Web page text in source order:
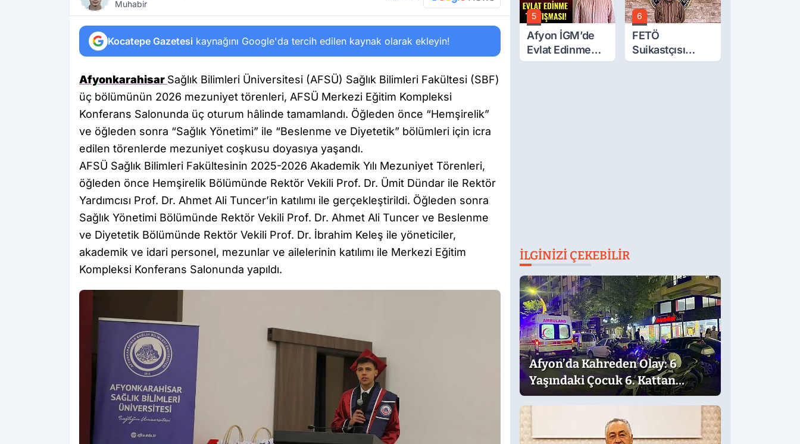
Muhabir
Kocatepe Gazetesi kaynağını Google'da tercih edilen kaynak olarak ekleyin!
Afyonkarahisar Sağlık Bilimleri Üniversitesi (AFSÜ) Sağlık Bilimleri Fakültesi (SBF)
üç bölümünün 2026 mezuniyet törenleri, AFSÜ Merkezi Eğitim Kompleksi
Konferans Salonunda üç oturum hâlinde tamamlandı. Öğleden önce “Hemşirelik”
ve öğleden sonra “Sağlık Yönetimi” ile “Beslenme ve Diyetetik” bölümleri için icra
edilen törenlerde mezuniyet coşkusu doyasıya yaşandı.
AFSÜ Sağlık Bilimleri Fakültesinin 2025-2026 Akademik Yılı Mezuniyet Törenleri,
öğleden önce Hemşirelik Bölümünde Rektör Vekili Prof. Dr. Ümit Dündar ile Rektör
Yardımcısı Prof. Dr. Ahmet Ali Tuncer’in katılımı ile gerçekleştirildi. Öğleden sonra
Sağlık Yönetimi Bölümünde Rektör Vekili Prof. Dr. Ahmet Ali Tuncer ve Beslenme
ve Diyetetik Bölümünde Rektör Vekili Prof. Dr. İbrahim Keleş ile yöneticiler,
akademik ve idari personel, mezunlar ve ailelerinin katılımı ile Merkezi Eğitim
Kompleksi Konferans Salonunda yapıldı.
Üzerine Çıkarıldı
5
Afyon İGM’de
Evlat Edinme
Tartışması!
6
FETÖ
Suikastçısı
Burkay
İLGINIZI ÇEKEBILIR
Afyon’da Kahreden Olay: 6
Yaşındaki Çocuk 6. Kattan
Düştü